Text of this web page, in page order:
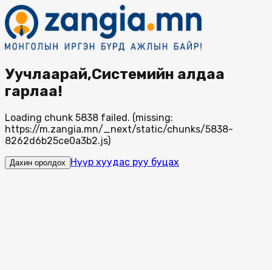
Уучлаарай,Системийн алдаа
гарлаа!
Loading chunk 5838 failed. (missing:
https://m.zangia.mn/_next/static/chunks/5838-
8262d6b25ce0a3b2.js)
Дахин оролдох Нүүр хуудас руу буцах